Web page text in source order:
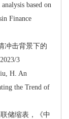
based on
Finance
冲击背景下的
3
H. An
the Trend of
储缩表，《中